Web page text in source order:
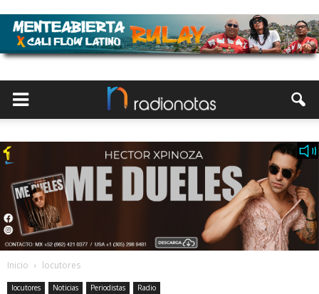
Inicio locutores
locutores Noticias Periodistas Radio